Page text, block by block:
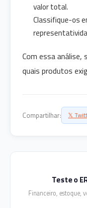
valor total.
Classifique-os
Com essa análise,
quais produtos
Compartilhar: 𝕏
Teste o
Financeiro, estoque,